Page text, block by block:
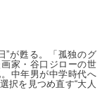
が甦る。「孤独のグ
家・谷口ジローの世
中年男が中学時代へ
択を見つめ直す“大人